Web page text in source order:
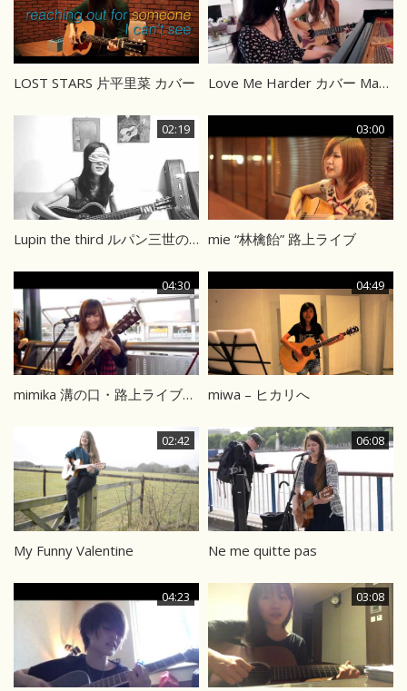
LOST STARS 片平里菜 カバー Love Me Harder カバー Marie Digby and Ana Free
02:19
Lupin the third ルパン三世のテーマ
03:00
mie “林檎飴” 路上ライブ
04:30
mimika 溝の口・路上ライブ ペルセウス
04:49
miwa – ヒカリへ
02:42
My Funny Valentine
06:08
Ne me quitte pas
04:23 03:08